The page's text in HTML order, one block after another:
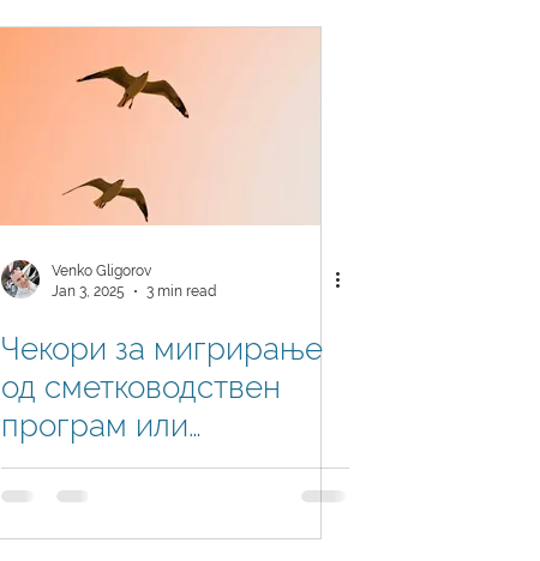
Venko Gligorov
Jan 3, 2025
3 min read
Чекори за мигрирање
од сметководствен
програм или
надградба од Navision
/ Dynamics NAV во
Business Central